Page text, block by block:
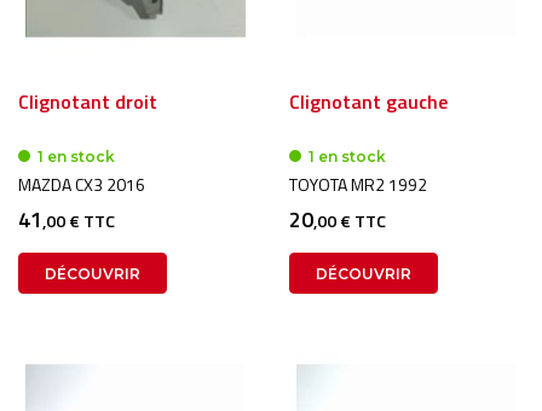
Clignotant droit
1 en stock
MAZDA CX3 2016
41,00 € TTC
DÉCOUVRIR
Clignotant gauche
1 en stock
TOYOTA MR2 1992
20,00 € TTC
DÉCOUVRIR